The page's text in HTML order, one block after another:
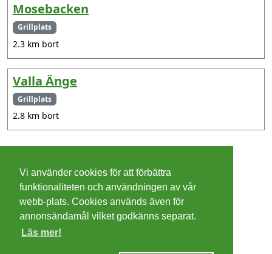
Mosebacken
Grillplats
2.3 km bort
Valla Änge
Grillplats
2.8 km bort
Cookies
Integritetspolicy
Villkor
Vi använder cookies för att förbättra
funktionaliteten och användningen av vår
webb-plats. Cookies används även för
annonsändamål vilket godkänns separat.
Läs mer!